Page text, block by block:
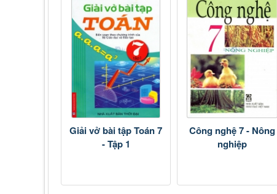
Giải vở bài tập Toán 7
- Tập 1
Công nghệ 7 - Nông
nghiệp